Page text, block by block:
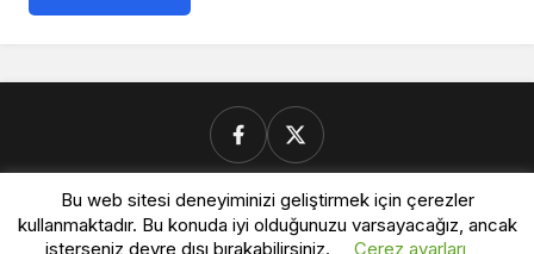
Donanimforum.com
Bu web sitesi deneyiminizi geliştirmek için çerezler
kullanmaktadır. Bu konuda iyi olduğunuzu varsayacağız, ancak
isterseniz devre dışı bırakabilirsiniz.
Çerez ayarları